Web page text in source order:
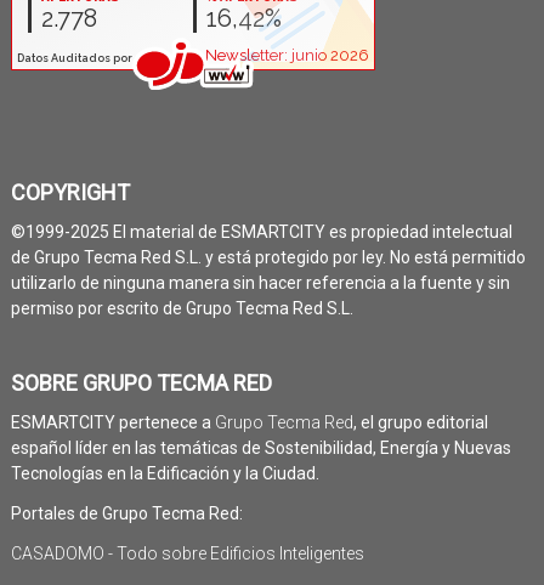
COPYRIGHT
©1999-2025 El material de ESMARTCITY es propiedad intelectual
de Grupo Tecma Red S.L. y está protegido por ley. No está permitido
utilizarlo de ninguna manera sin hacer referencia a la fuente y sin
permiso por escrito de Grupo Tecma Red S.L.
SOBRE GRUPO TECMA RED
ESMARTCITY pertenece a Grupo Tecma Red, el grupo editorial
español líder en las temáticas de Sostenibilidad, Energía y Nuevas
Tecnologías en la Edificación y la Ciudad.
Portales de Grupo Tecma Red:
CASADOMO - Todo sobre Edificios Inteligentes